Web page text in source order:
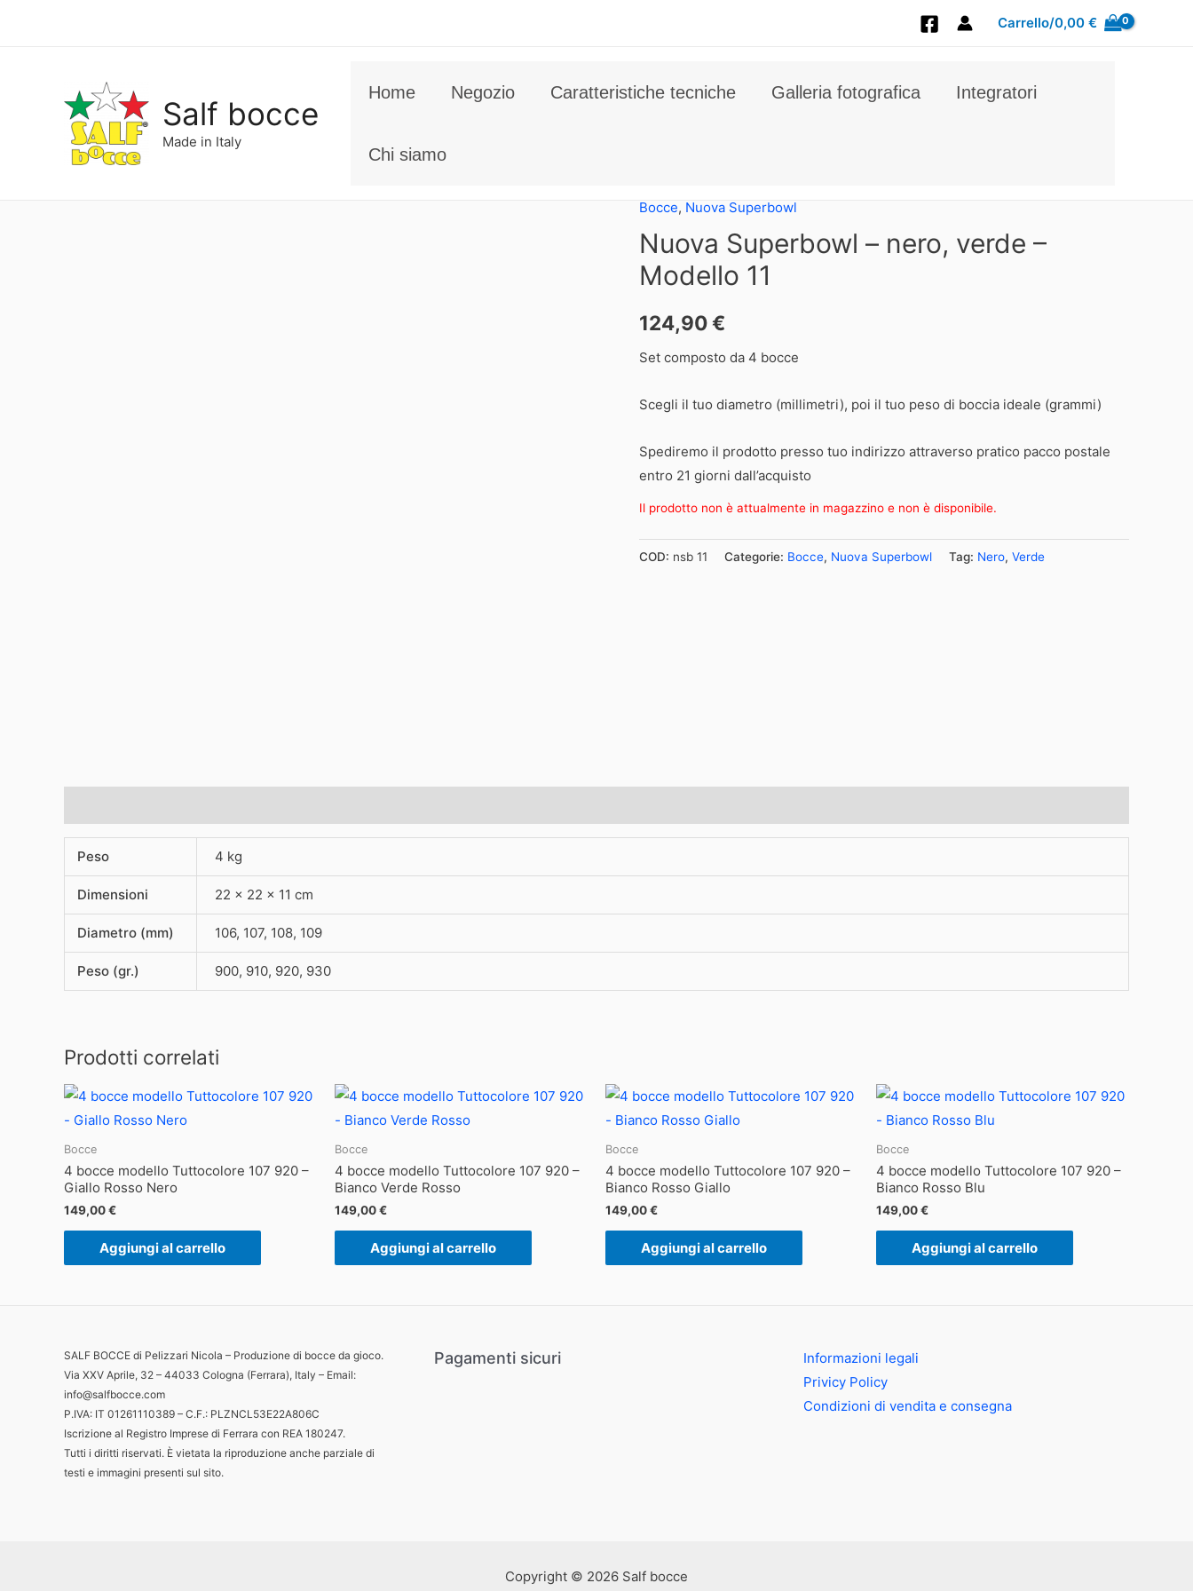
Carrello/0,00 €
Salf bocce
Made in Italy
Home Negozio Caratteristiche tecniche Galleria fotografica Integratori
Chi siamo
Bocce, Nuova Superbowl
Nuova Superbowl – nero, verde –
Modello 11
124,90€
Set composto da 4 bocce
Scegli il tuo diametro (millimetri), poi il tuo peso di boccia ideale (grammi)
Spediremo il prodotto presso tuo indirizzo attraverso pratico pacco postale
entro 21 giorni dall’acquisto
Il prodotto non è attualmente in magazzino e non è disponibile.
COD: nsb 11 Categorie: Bocce, Nuova Superbowl Tag: Nero, Verde
Peso 4 kg
Dimensioni 22 × 22 × 11 cm
Diametro (mm) 106, 107, 108, 109
Peso (gr.) 900, 910, 920, 930
Prodotti correlati
Bocce
4 bocce modello Tuttocolore 107 920 –
Giallo Rosso Nero
149,00€
Aggiungi al carrello
Bocce
4 bocce modello Tuttocolore 107 920 –
Bianco Verde Rosso
149,00€
Aggiungi al carrello
Bocce
4 bocce modello Tuttocolore 107 920 –
Bianco Rosso Giallo
149,00€
Aggiungi al carrello
Bocce
4 bocce modello Tuttocolore 107 920 –
Bianco Rosso Blu
149,00€
Aggiungi al carrello
SALF BOCCE di Pelizzari Nicola – Produzione di bocce da gioco.
Via XXV Aprile, 32 – 44033 Cologna (Ferrara), Italy – Email:
info@salfbocce.com
P.IVA: IT 01261110389 – C.F.: PLZNCL53E22A806C
Iscrizione al Registro Imprese di Ferrara con REA 180247.
Tutti i diritti riservati. È vietata la riproduzione anche parziale di
testi e immagini presenti sul sito.
Pagamenti sicuri
Informazioni legali
Privicy Policy
Condizioni di vendita e consegna
Copyright © 2026 Salf bocce